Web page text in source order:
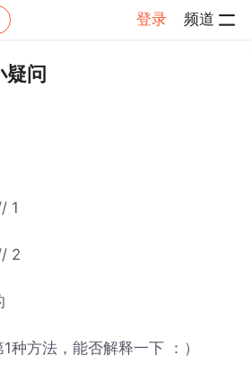
登录 频道
帖子详情
问
1
2
种方法，能否解释一下 ：）